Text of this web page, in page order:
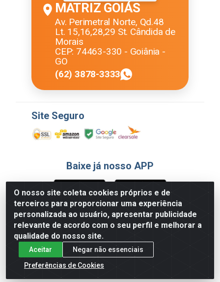
O nosso site coleta cookies próprios e de
terceiros para proporcionar uma experiência
personalizada ao usuário, apresentar publicidade
relevante de acordo com o seu perfil e melhorar a
qualidade do nosso site.
Aceitar
Negar não essenciais
Preferências de Cookies
MATRIZ GOIÁS
Av. Perimetral Norte, Qd.48
Lt. 15,16,28,29 St. Cândida de
Morais
CEP: 74463-330 - Goiânia -
GO
(62) 3878-3333
Site Seguro
Baixe já nosso APP
Formas de Pagamento